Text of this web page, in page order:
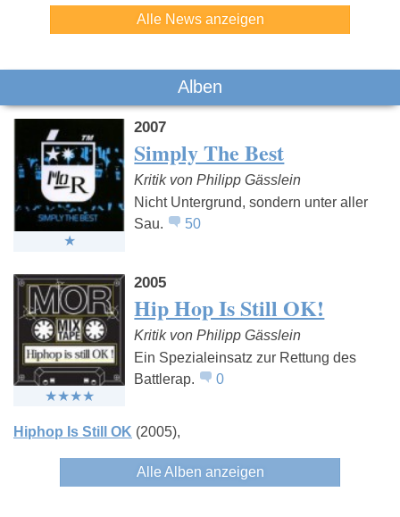
Alle News anzeigen
Alben
2007
Simply The Best
Kritik von Philipp Gässlein
Nicht Untergrund, sondern unter aller
Sau.
50
2005
Hip Hop Is Still OK!
Kritik von Philipp Gässlein
Ein Spezialeinsatz zur Rettung des
Battlerap.
0
Hiphop Is Still OK (2005)
Alle Alben anzeigen